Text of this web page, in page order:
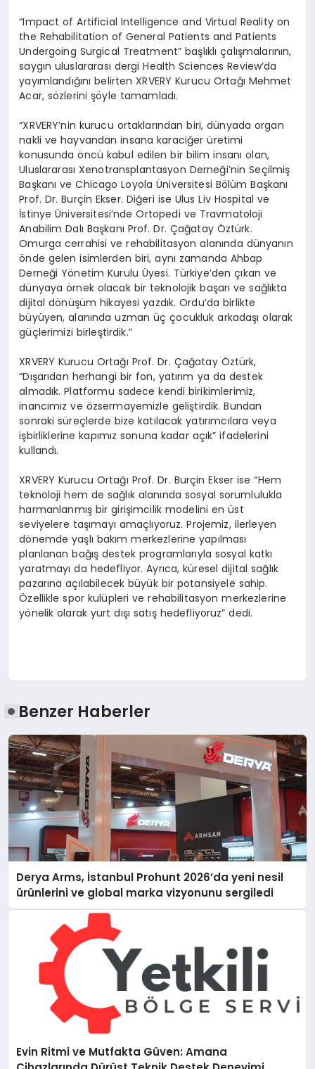
“Impact of Artificial Intelligence and Virtual Reality on
the Rehabilitation of General Patients and Patients
Undergoing Surgical Treatment” başlıklı çalışmalarının,
saygın uluslararası dergi Health Sciences Review’da
yayımlandığını belirten XRVERY Kurucu Ortağı Mehmet
Acar, sözlerini şöyle tamamladı.
“XRVERY’nin kurucu ortaklarından biri, dünyada organ
nakli ve hayvandan insana karaciğer üretimi
konusunda öncü kabul edilen bir bilim insanı olan,
Uluslararası Xenotransplantasyon Derneği’nin Seçilmiş
Başkanı ve Chicago Loyola Üniversitesi Bölüm Başkanı
Prof. Dr. Burçin Ekser. Diğeri ise Ulus Liv Hospital ve
İstinye Üniversitesi’nde Ortopedi ve Travmatoloji
Anabilim Dalı Başkanı Prof. Dr. Çağatay Öztürk.
Omurga cerrahisi ve rehabilitasyon alanında dünyanın
önde gelen isimlerden biri, aynı zamanda Ahbap
Derneği Yönetim Kurulu Üyesi. Türkiye’den çıkan ve
dünyaya örnek olacak bir teknolojik başarı ve sağlıkta
dijital dönüşüm hikayesi yazdık. Ordu’da birlikte
büyüyen, alanında uzman üç çocukluk arkadaşı olarak
güçlerimizi birleştirdik.”
XRVERY Kurucu Ortağı Prof. Dr. Çağatay Öztürk,
“Dışarıdan herhangi bir fon, yatırım ya da destek
almadık. Platformu sadece kendi birikimlerimiz,
inancımız ve özsermayemizle geliştirdik. Bundan
sonraki süreçlerde bize katılacak yatırımcılara veya
işbirliklerine kapımız sonuna kadar açık” ifadelerini
kullandı.
XRVERY Kurucu Ortağı Prof. Dr. Burçin Ekser ise “Hem
teknoloji hem de sağlık alanında sosyal sorumlulukla
harmanlanmış bir girişimcilik modelini en üst
seviyelere taşımayı amaçlıyoruz. Projemiz, ilerleyen
dönemde yaşlı bakım merkezlerine yapılması
planlanan bağış destek programlarıyla sosyal katkı
yaratmayı da hedefliyor. Ayrıca, küresel dijital sağlık
pazarına açılabilecek büyük bir potansiyele sahip.
Özellikle spor kulüpleri ve rehabilitasyon merkezlerine
yönelik olarak yurt dışı satış hedefliyoruz” dedi.
Benzer Haberler
Derya Arms, İstanbul Prohunt 2026’da yeni nesil
ürünlerini ve global marka vizyonunu sergiledi
Evin Ritmi ve Mutfakta Güven: Amana